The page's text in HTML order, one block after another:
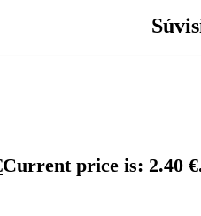
Current price is: 2.40